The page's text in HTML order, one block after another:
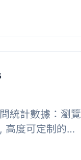
制是事件日
...
統計數據：瀏覽
高度可定制的設